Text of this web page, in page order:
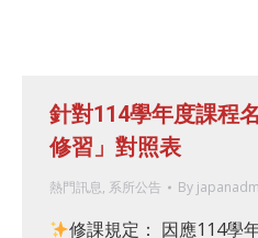
針對114學年度課程
修習」對照表
熱門訊息, 系所公告 By
修課規定： 因應114學